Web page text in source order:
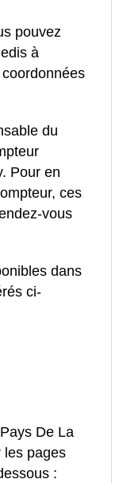
pouvez
à
du
Pour en
ces
vous
dans
ci-
De La
les pages
: